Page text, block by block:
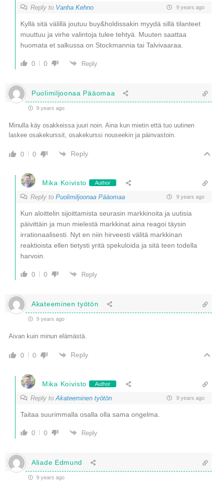
Reply to Vanha Kehno 9 years ago
Kyllä sitä välillä joutuu buy&holdissakin myydä sillä tilanteet
muuttuu ja virhe valintoja tulee tehtyä. Muuten saattaa
huomata et salkussa on Stockmannia tai Talvivaaraa.
0 0 Reply
Puolimiljoonaa Pääomaa
9 years ago
Minulla käy osakkeissa juuri noin. Aina kun mietin että tuo uutinen
laskee osakekurssit, osakekurssi nouseekin ja päinvastoin.
0 0 Reply
Mika Koivisto Author
Reply to Puolimiljoonaa Pääomaa 9 years ago
Kun aloittelin sijoittamista seurasin markkinoita ja uutisia
päivittäin ja mun mielestä markkinat aina reagoi täysin
irrationaalisesti. Nyt en niin hirveesti välitä markkinan
reaktioista ellen tietysti yritä spekuloida ja sitä teen todella
harvoin.
0 0 Reply
Akateeminen työtön
9 years ago
Aivan kuin minun elämästä.
0 0 Reply
Mika Koivisto Author
Reply to Akateeminen työtön 9 years ago
Taitaa suurimmalla osalla olla sama ongelma.
0 0 Reply
Aliade Edmund
9 years ago